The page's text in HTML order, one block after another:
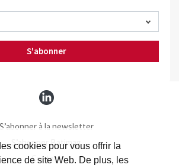
cookies pour vous offrir la
de site Web. De plus, les
S'abonner
S’abonner à la newsletter
S’abonner Batimag
Contact